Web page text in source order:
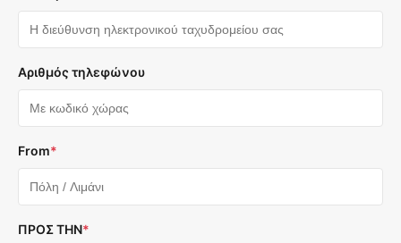
Αριθμός τηλεφώνου
From*
ΠΡΟΣ ΤΗΝ*